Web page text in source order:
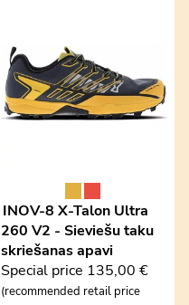
INOV-8 X-Talon Ultra
260 V2 - Sieviešu taku
skriešanas apavi
Special price 135,00 €
(recommended retail price